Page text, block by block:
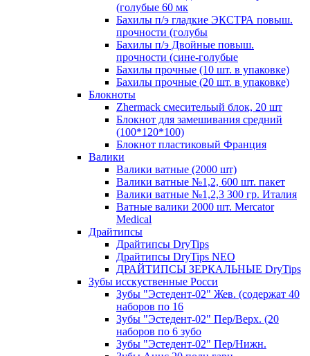
(голубые 60 мк
Бахилы п/э гладкие ЭКСТРА повыш.
прочности (голубы
Бахилы п/э Двойные повыш.
прочности (сине-голубые
Бахилы прочные (10 шт. в упаковке)
Бахилы прочные (20 шт. в упаковке)
Блокноты
Zhermack смесительый блок, 20 шт
Блокнот для замешивания средний
(100*120*100)
Блокнот пластиковый Франция
Валики
Валики ватные (2000 шт)
Валики ватные №1,2, 600 шт. пакет
Валики ватные №1,2,3 300 гр. Италия
Ватные валики 2000 шт. Mercator
Medical
Драйтипсы
Драйтипсы DryTips
Драйтипсы DryTips NEO
ДРАЙТИПСЫ ЗЕРКАЛЬНЫЕ DryTips
Зубы исскуственные Росси
Зубы "Эстедент-02" Жев. (содержат 40
наборов по 16
Зубы "Эстедент-02" Пер/Верх. (20
наборов по 6 зубо
Зубы "Эстедент-02" Пер/Нижн.